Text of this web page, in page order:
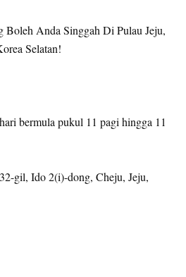
bermula pukul 11 pagi hingga 11
gil, Ido 2(i)-dong, Cheju, Jeju,